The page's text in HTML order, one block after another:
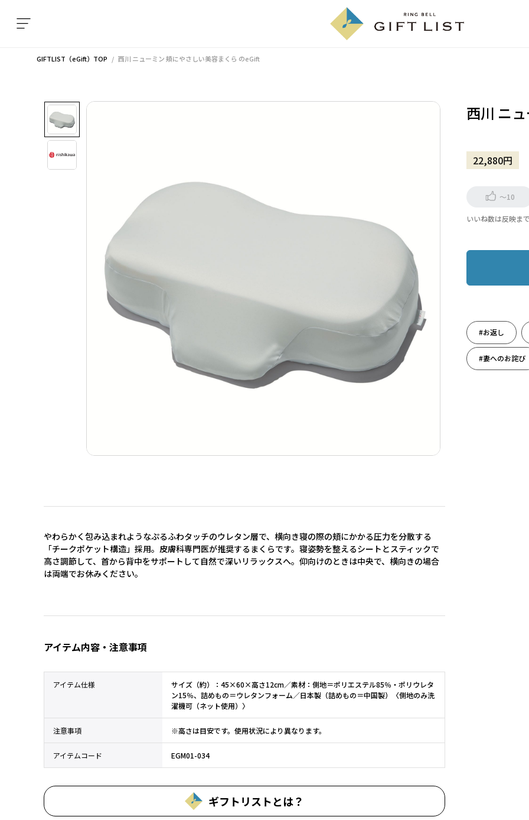
GIFTLIST（eGift）TOP 西川 ニューミン 頬にやさしい美容まくら のeGift
やわらかく包み込まれようなぷるふわタッチのウレタン層で、横向き寝の際の頬にかかる圧力を分散する
「チークポケット構造」採用。皮膚科専門医が推奨するまくらです。寝姿勢を整えるシートとスティックで
高さ調節して、首から背中をサポートして自然で深いリラックスへ。仰向けのときは中央で、横向きの場合
は両端でお休みください。
アイテム内容・注意事項
アイテム仕様
サイズ（約）：45×60×高さ12cm／素材：側地＝ポリエステル85％・ポリウレタ
ン15％、詰めもの＝ウレタンフォーム／日本製（詰めもの＝中国製）〈側地のみ洗
濯機可（ネット使用）〉
注意事項 ※高さは目安です。使用状況により異なります。
アイテムコード EGM01-034
ギフトリストとは？
西川 ニ
22,880円
～10
いいね数は反映ま
#お返し
#妻へのお詫び